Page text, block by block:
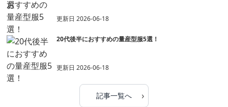
更新日2026-06-18
20代後半におすすめの量産型服5選！
更新日2026-06-18
記事一覧へ ›